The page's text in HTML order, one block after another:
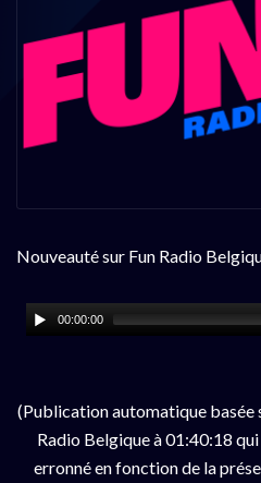
Nouveauté sur Fun Radio
00:00:00
(Publication automatique basée
Radio Belgique à 01:40:18
erronné en fonction de la